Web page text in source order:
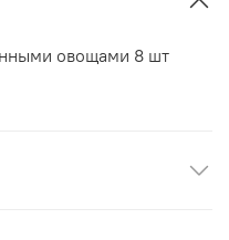
овощами 8 шт